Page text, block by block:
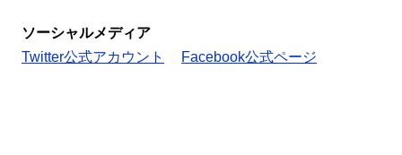
ソーシャルメディア
Twitter公式アカウント
Facebook公式ページ